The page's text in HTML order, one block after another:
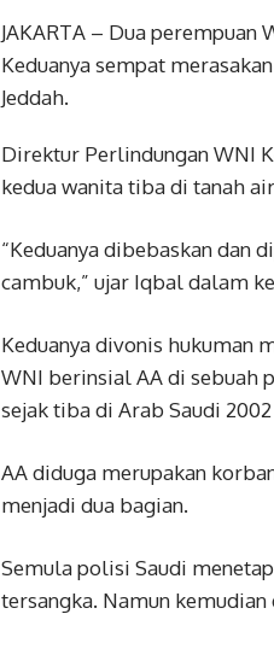
JAKARTA – Dua
Keduanya sempat
Jeddah.
Direktur Perlindungan WNI
kedua wanita tiba di tanah
“Keduanya dibebaskan dan
cambuk,” ujar Iqbal dalam
Keduanya divonis hukuman
WNI berinsial AA di sebuah
sejak tiba di Arab Saudi
AA diduga merupakan
menjadi dua bagian.
Semula polisi Saudi
tersangka. Namun